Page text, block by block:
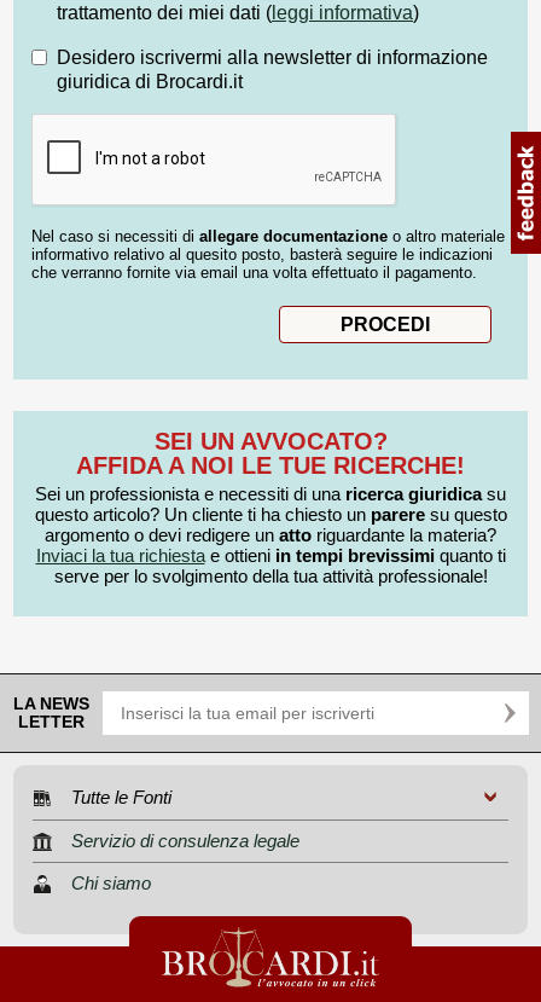
trattamento dei miei dati ( leggi informativa)
Desidero iscrivermi alla newsletter di informazione
giuridica di Brocardi.it
Nel caso si necessiti di allegare documentazione o altro materiale
informativo relativo al quesito posto, basterà seguire le indicazioni
che verranno fornite via email una volta effettuato il pagamento.
SEI UN AVVOCATO?
AFFIDA A NOI LE TUE RICERCHE!
Sei un professionista e necessiti di una ricerca giuridicasu
questo articolo? Un cliente ti ha chiesto un pareresu questo
argomento o devi redigere un atto riguardante la materia?
Inviaci la tua richiestae ottieni in tempi brevissimiquanto ti
serve per lo svolgimento della tua attività professionale!
LA NEWS
LETTER
Tutte le Fonti
Servizio di consulenza legale
Chi siamo